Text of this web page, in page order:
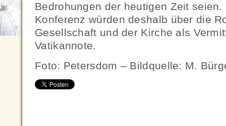
Bedrohungen der heutigen Zeit
Konferenz würden deshalb über die
Gesellschaft und der Kirche als
Vatikannote.
Foto: Petersdom – Bildquelle: M.